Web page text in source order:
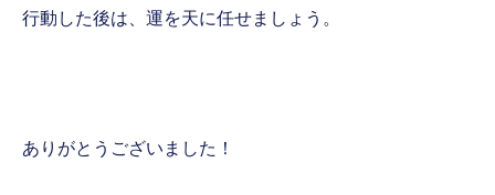
行動した後は、運を天に任せましょう。
ありがとうございました！